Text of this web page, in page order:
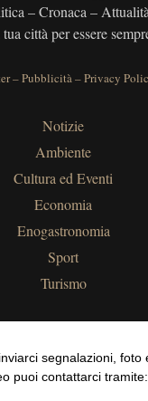
– Cronaca – Attualità
città per essere
–Pubblicità–Privacy
Notizie
Ambiente
Cultura ed Eventi
Economia
Enogastronomia
Sport
Turismo
segnalazioni, foto
puoi contattarci tramite: